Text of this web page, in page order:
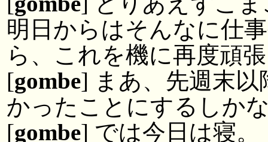
明日からはそんなに仕
ら、これを機に再度頑
[gombe] まあ、先週末
かったことにするしか
[gombe] では今日は寝。